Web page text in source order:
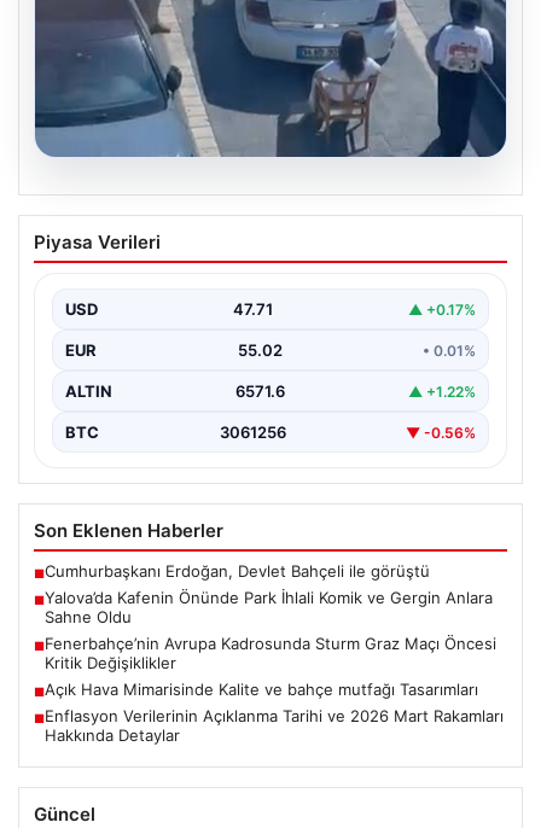
05.08.2026
Yalova’da Kafenin Önünde Park İhlali
Komik ve Gergin Anlara Sahne Oldu
Mahallesi Ufuk Sokak'ta bulunan bir kafede çalışan…
Piyasa Verileri
USD 47.71 ▲ +0.17%
EUR 55.02 • 0.01%
ALTIN 6571.6 ▲ +1.22%
BTC 3061256 ▼ -0.56%
Son Eklenen Haberler
■Cumhurbaşkanı Erdoğan, Devlet Bahçeli ile görüştü
■Yalova’da Kafenin Önünde Park İhlali Komik ve Gergin Anlara
Sahne Oldu
■Fenerbahçe’nin Avrupa Kadrosunda Sturm Graz Maçı Öncesi
Kritik Değişiklikler
■Açık Hava Mimarisinde Kalite ve bahçe mutfağı Tasarımları
■Enflasyon Verilerinin Açıklanma Tarihi ve 2026 Mart Rakamları
Hakkında Detaylar
Güncel